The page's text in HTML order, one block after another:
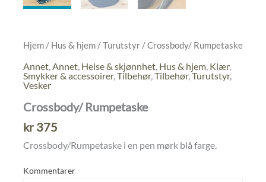
Hjem / Hus & hjem /Turutstyr / Crossbody/ Rumpetaske
Annet Annet Helse & skjønnhet Hus & hjem Klær,
Smykker & accessoirer, Tilbehør, Tilbehør,Turutstyr,
Vesker
Crossbody/ Rumpetaske
kr375
Crossbody/Rumpetaske i en pen mørk blå farge.
Kommentarer